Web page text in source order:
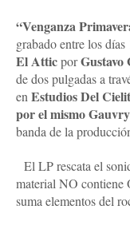
“Venganza
grabado entre los
El AtticporGustavo
de dos pulgadas a
en Estudios Del
por el mismo Gauvry
banda de la
El LP rescata el
material NO contiene
suma elementos del